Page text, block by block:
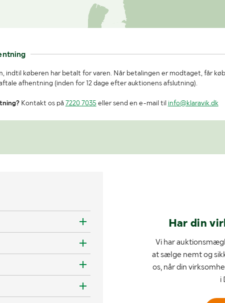
indtil køberen har betalt for varen. Når betalingen er modtaget, får
afhentning (inden for 12 dage efter auktionens afslutning).
Kontakt os på 7220 7035 eller send en e-mail til info@klaravik.dk
Har din
Vi har
at sælge nemt og
os, når din
i